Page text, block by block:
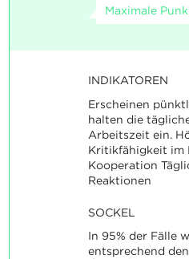
Maximale
INDIKATOREN
Erscheinen
halten die
Arbeitszeit ein.
Kritikfähigkeit im
Kooperation
Reaktionen
SOCKEL
In 95% der Fälle
entsprechend